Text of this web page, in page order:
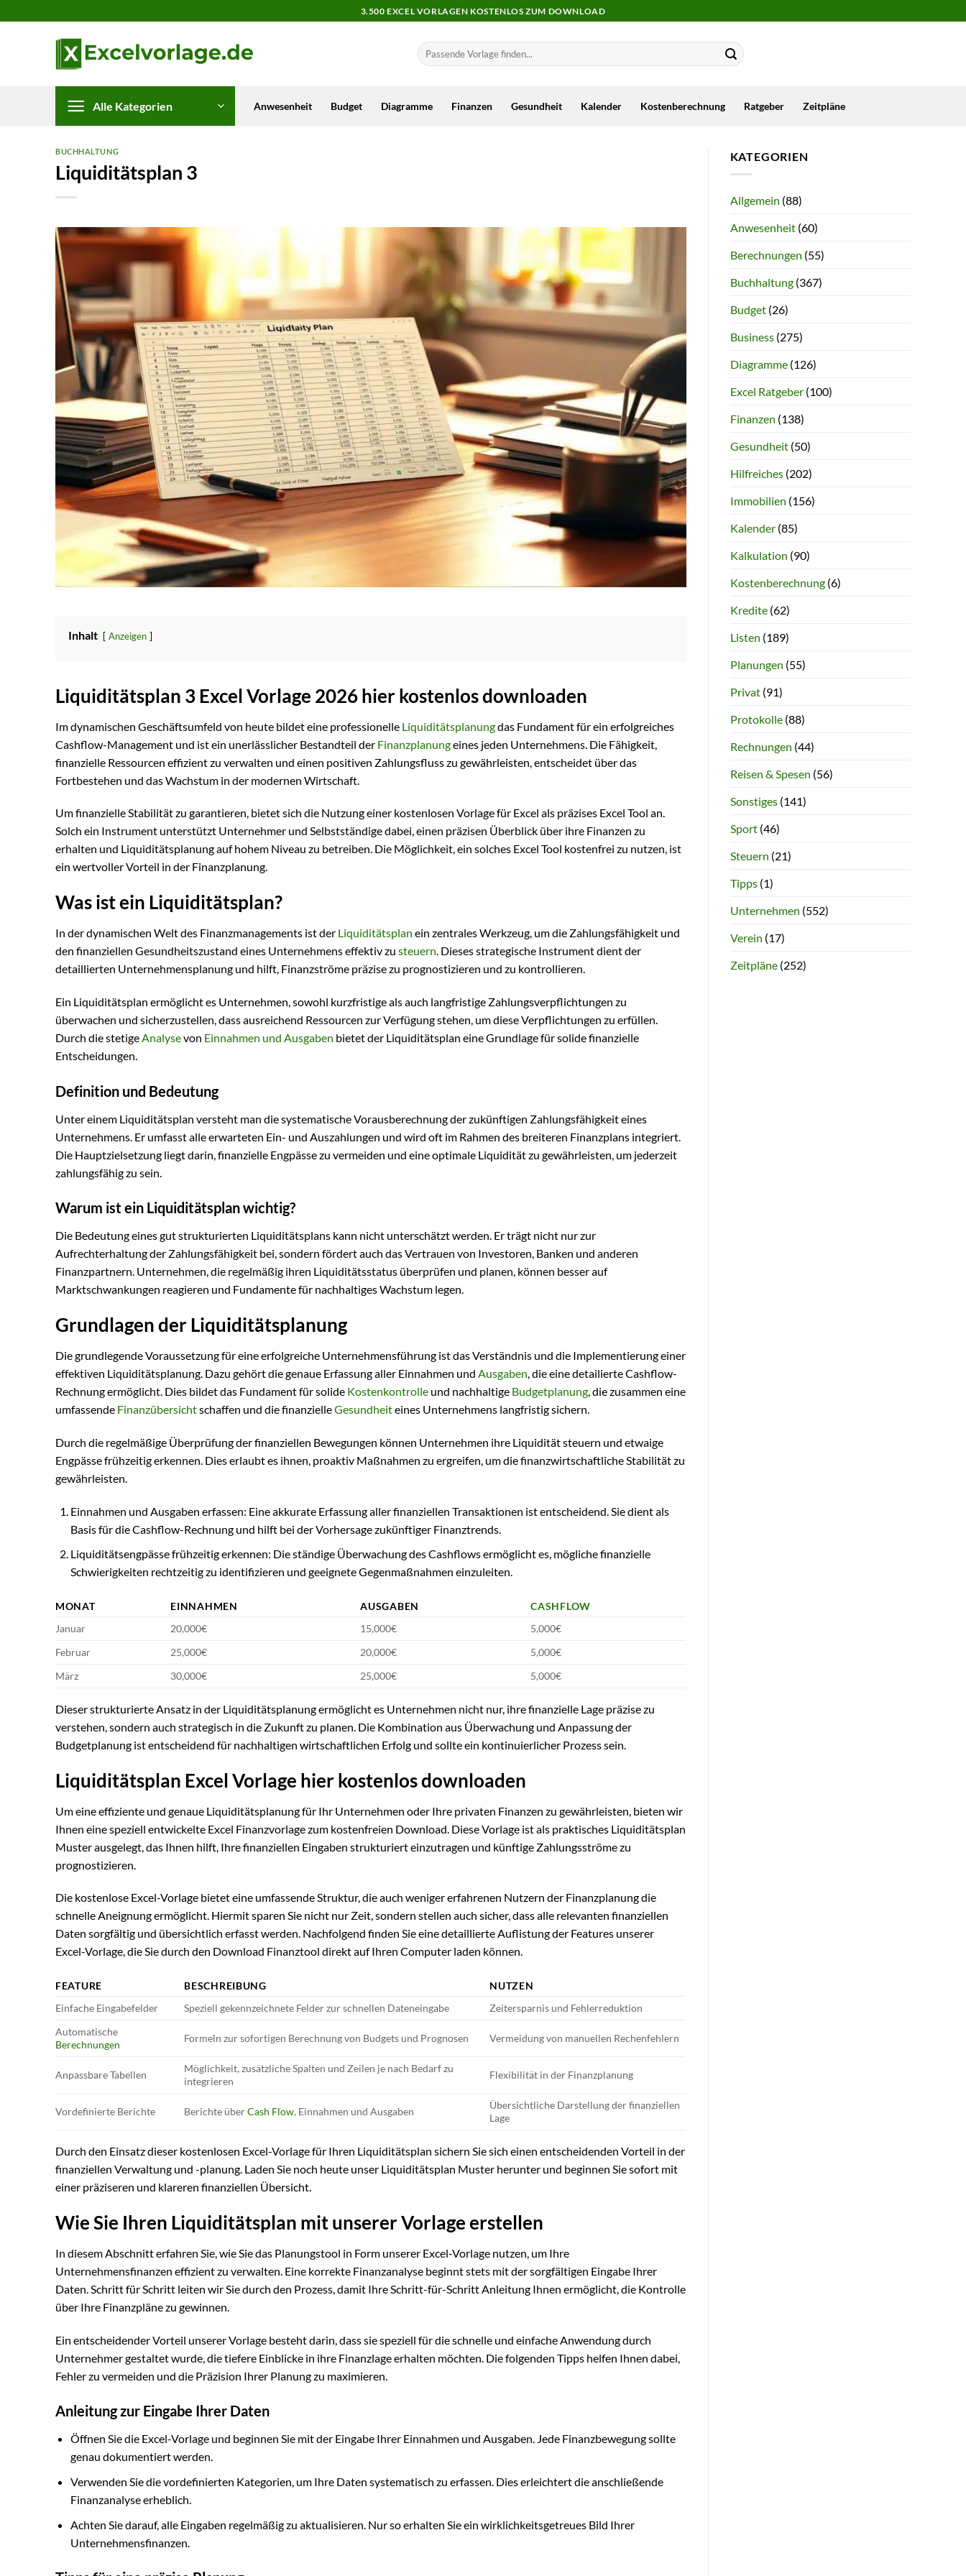
Inhalt
3.500 EXCEL VORLAGEN KOSTENLOS ZUM DOWNLOAD
Alle Kategorien Anwesenheit Budget Diagramme Finanzen Gesundheit Kalender Kostenberechnung Ratgeber Zeitpläne
BUCHHALTUNG
Liquiditätsplan 3
Inhalt Anzeigen
Liquiditätsplan 3 Excel Vorlage 2026 hier kostenlos downloaden
Im dynamischen Geschäftsumfeld von heute bildet eine professionelle Liquiditätsplanungdas Fundament für ein erfolgreiches
Cashflow-Management und ist ein unerlässlicher Bestandteil der Finanzplanungeines jeden Unternehmens. Die Fähigkeit,
finanzielle Ressourcen effizient zu verwalten und einen positiven Zahlungsfluss zu gewährleisten, entscheidet über das
Fortbestehen und das Wachstum in der modernen Wirtschaft.
Um finanzielle Stabilität zu garantieren, bietet sich die Nutzung einer kostenlosen Vorlage für Excel als präzises Excel Tool an.
Solch ein Instrument unterstützt Unternehmer und Selbstständige dabei, einen präzisen Überblick über ihre Finanzen zu
erhalten und Liquiditätsplanung auf hohem Niveau zu betreiben. Die Möglichkeit, ein solches Excel Tool kostenfrei zu nutzen, ist
ein wertvoller Vorteil in der Finanzplanung.
Was ist ein Liquiditätsplan?
In der dynamischen Welt des Finanzmanagements ist der Liquiditätsplan ein zentrales Werkzeug, um die Zahlungsfähigkeit und
den finanziellen Gesundheitszustand eines Unternehmens effektiv zu steuern. Dieses strategische Instrument dient der
detaillierten Unternehmensplanung und hilft, Finanzströme präzise zu prognostizieren und zu kontrollieren.
Ein Liquiditätsplan ermöglicht es Unternehmen, sowohl kurzfristige als auch langfristige Zahlungsverpflichtungen zu
überwachen und sicherzustellen, dass ausreichend Ressourcen zur Verfügung stehen, um diese Verpflichtungen zu erfüllen.
Durch die stetigeAnalysevon Einnahmen und Ausgaben bietet der Liquiditätsplan eine Grundlage für solide finanzielle
Entscheidungen.
Definition und Bedeutung
Unter einem Liquiditätsplan versteht man die systematische Vorausberechnung der zukünftigen Zahlungsfähigkeit eines
Unternehmens. Er umfasst alle erwarteten Ein- und Auszahlungen und wird oft im Rahmen des breiteren Finanzplans integriert.
Die Hauptzielsetzung liegt darin, finanzielle Engpässe zu vermeiden und eine optimale Liquidität zu gewährleisten, um jederzeit
zahlungsfähig zu sein.
Warum ist ein Liquiditätsplan wichtig?
Die Bedeutung eines gut strukturierten Liquiditätsplans kann nicht unterschätzt werden. Er trägt nicht nur zur
Aufrechterhaltung der Zahlungsfähigkeit bei, sondern fördert auch das Vertrauen von Investoren, Banken und anderen
Finanzpartnern. Unternehmen, die regelmäßig ihren Liquiditätsstatus überprüfen und planen, können besser auf
Marktschwankungen reagieren und Fundamente für nachhaltiges Wachstum legen.
Grundlagen der Liquiditätsplanung
Die grundlegende Voraussetzung für eine erfolgreiche Unternehmensführung ist das Verständnis und die Implementierung einer
effektiven Liquiditätsplanung. Dazu gehört die genaue Erfassung aller Einnahmen und Ausgaben, die eine detailierte Cashflow-
Rechnung ermöglicht. Dies bildet das Fundament für solide Kostenkontrolle und nachhaltige Budgetplanung, die zusammen eine
umfassende Finanzübersichtschaffen und die finanzielleGesundheiteines Unternehmens langfristig sichern.
Durch die regelmäßige Überprüfung der finanziellen Bewegungen können Unternehmen ihre Liquidität steuern und etwaige
Engpässe frühzeitig erkennen. Dies erlaubt es ihnen, proaktiv Maßnahmen zu ergreifen, um die finanzwirtschaftliche Stabilität zu
gewährleisten.
Einnahmen und Ausgaben erfassen: Eine akkurate Erfassung aller finanziellen Transaktionen ist entscheidend. Sie dient als
Basis für die Cashflow-Rechnung und hilft bei der Vorhersage zukünftiger Finanztrends.
Liquiditätsengpässe frühzeitig erkennen: Die ständige Überwachung des Cashflows ermöglicht es, mögliche finanzielle
Schwierigkeiten rechtzeitig zu identifizieren und geeignete Gegenmaßnahmen einzuleiten.
MONAT EINNAHMEN AUSGABEN
CASHFLOW
Januar
20,000€ 15,000€
5,000€
Februar
25,000€ 20,000€
5,000€
März
30,000€ 25,000€ 5,000€
Dieser strukturierte Ansatz in der Liquiditätsplanung ermöglicht es Unternehmen nicht nur, ihre finanzielle Lage präzise zu
verstehen, sondern auch strategisch in die Zukunft zu planen. Die Kombination aus Überwachung und Anpassung der
Budgetplanung ist entscheidend für nachhaltigen wirtschaftlichen Erfolg und sollte ein kontinuierlicher Prozess sein.
Liquiditätsplan Excel Vorlage hier kostenlos downloaden
Um eine effiziente und genaue Liquiditätsplanung für Ihr Unternehmen oder Ihre privaten Finanzen zu gewährleisten, bieten wir
Ihnen eine speziell entwickelte Excel Finanzvorlage zum kostenfreien Download. Diese Vorlage ist als praktisches Liquiditätsplan
Muster ausgelegt, das Ihnen hilft, Ihre finanziellen Eingaben strukturiert einzutragen und künftige Zahlungsströme zu
prognostizieren.
Die kostenlose Excel-Vorlage bietet eine umfassende Struktur, die auch weniger erfahrenen Nutzern der Finanzplanung die
schnelle Aneignung ermöglicht. Hiermit sparen Sie nicht nur Zeit, sondern stellen auch sicher, dass alle relevanten finanziellen
Daten sorgfältig und übersichtlich erfasst werden. Nachfolgend finden Sie eine detaillierte Auflistung der Features unserer
Excel-Vorlage, die Sie durch den Download Finanztool direkt auf Ihren Computer laden können.
FEATURE BESCHREIBUNG
NUTZEN
Einfache Eingabefelder
Speziell gekennzeichnete Felder zur schnellen Dateneingabe
Zeitersparnis und Fehlerreduktion
Automatische
Berechnungen
Formeln zur sofortigen Berechnung von Budgets und Prognosen Vermeidung von manuellen Rechenfehlern
Anpassbare Tabellen
Möglichkeit, zusätzliche Spalten und Zeilen je nach Bedarf zu
integrieren
Flexibilität in der Finanzplanung
Vordefinierte Berichte Berichte überCash Flow, Einnahmen und Ausgaben
Übersichtliche Darstellung der finanziellen
Lage
Durch den Einsatz dieser kostenlosen Excel-Vorlage für Ihren Liquiditätsplan sichern Sie sich einen entscheidenden Vorteil in der
finanziellen Verwaltung und -planung. Laden Sie noch heute unser Liquiditätsplan Muster herunter und beginnen Sie sofort mit
einer präziseren und klareren finanziellen Übersicht.
Wie Sie Ihren Liquiditätsplan mit unserer Vorlage erstellen
In diesem Abschnitt erfahren Sie, wie Sie das Planungstool in Form unserer Excel-Vorlage nutzen, um Ihre
Unternehmensfinanzen effizient zu verwalten. Eine korrekte Finanzanalyse beginnt stets mit der sorgfältigen Eingabe Ihrer
Daten. Schritt für Schritt leiten wir Sie durch den Prozess, damit Ihre Schritt-für-Schritt Anleitung Ihnen ermöglicht, die Kontrolle
über Ihre Finanzpläne zu gewinnen.
Ein entscheidender Vorteil unserer Vorlage besteht darin, dass sie speziell für die schnelle und einfache Anwendung durch
Unternehmer gestaltet wurde, die tiefere Einblicke in ihre Finanzlage erhalten möchten. Die folgenden Tipps helfen Ihnen dabei,
Fehler zu vermeiden und die Präzision Ihrer Planung zu maximieren.
Anleitung zur Eingabe Ihrer Daten
Öffnen Sie die Excel-Vorlage und beginnen Sie mit der Eingabe Ihrer Einnahmen und Ausgaben. Jede Finanzbewegung sollte
genau dokumentiert werden.
Verwenden Sie die vordefinierten Kategorien, um Ihre Daten systematisch zu erfassen. Dies erleichtert die anschließende
Finanzanalyse erheblich.
Achten Sie darauf, alle Eingaben regelmäßig zu aktualisieren. Nur so erhalten Sie ein wirklichkeitsgetreues Bild Ihrer
Unternehmensfinanzen.
KATEGORIEN
Allgemein (88)
Anwesenheit(60)
Berechnungen (55)
Buchhaltung(367)
Budget(26)
Business(275)
Diagramme(126)
Excel Ratgeber(100)
Finanzen (138)
Gesundheit(50)
Hilfreiches(202)
Immobilien (156)
Kalender(85)
Kalkulation (90)
Kostenberechnung(6)
Kredite(62)
Listen (189)
Planungen (55)
Privat(91)
Protokolle(88)
Rechnungen (44)
Reisen & Spesen (56)
Sonstiges(141)
Sport(46)
Steuern (21)
Tipps(1)
Unternehmen (552)
Verein (17)
Zeitpläne(252)